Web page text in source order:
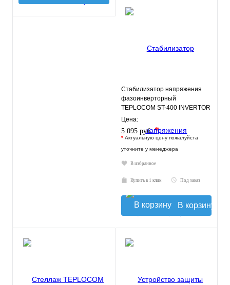
Стабилизатор напряжения
фазоинверторный
TEPLOCOM ST-400 INVERTOR
Цена:
5 095 руб.*
* Актуальную цену пожалуйста
уточните у менеджера
В избранное
Купить в 1 клик Под заказ
В корзину